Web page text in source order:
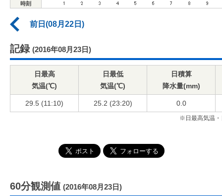
時刻
前日(08月22日)
記録 (2016年08月23日)
日最高
気温(℃)
日最低
気温(℃)
日積算
降水量(mm)
29.5 (11:10) 25.2 (23:20) 0.0
※日最高気温・
60分観測値 (2016年08月23日)